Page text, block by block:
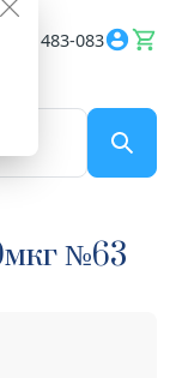
8182 483-083
№63